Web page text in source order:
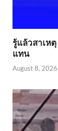
รู้แล้วสาเห
แทน
August 8, 2026